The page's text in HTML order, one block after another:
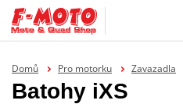
Domů Pro motorku Zavazadla
Batohy iXS